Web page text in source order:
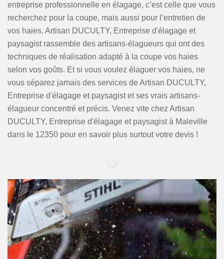
entreprise professionnelle en élagage, c’est celle que vous
recherchez pour la coupe, mais aussi pour l’entretien de
vos haies. Artisan DUCULTY, Entreprise d'élagage et
paysagist rassemble des artisans-élagueurs qui ont des
techniques de réalisation adapté à la coupe vos haies
selon vos goûts. Et si vous voulez élaguer vos haies, ne
vous séparez jamais des services de Artisan DUCULTY,
Entreprise d'élagage et paysagist et ses vrais artisans-
élagueur concentré et précis. Venez vite chez Artisan
DUCULTY, Entreprise d'élagage et paysagist à Maleville
dans le 12350 pour en savoir plus surtout votre devis !